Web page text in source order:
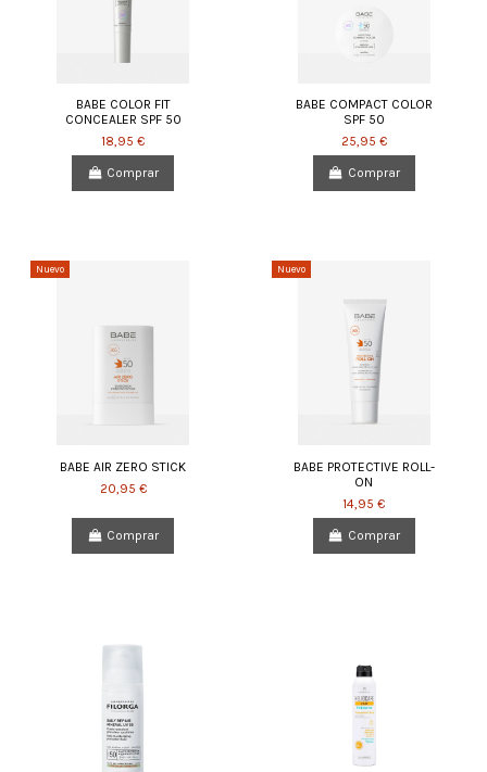
BABE COLOR FIT
CONCEALER SPF 50
18,95 €
Comprar
BABE COMPACT COLOR
SPF 50
25,95 €
Comprar
Nuevo
BABE AIR ZERO STICK
20,95 €
Comprar
Nuevo
BABE PROTECTIVE ROLL-
ON
14,95 €
Comprar